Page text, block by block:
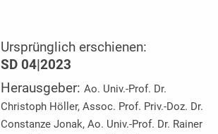
Ursprünglich erschienen:
SD 04|2023
Herausgeber:Ao. Univ.-Prof. Dr.
Christoph Höller, Assoc. Prof. Priv.-Doz. Dr.
Constanze Jonak, Ao. Univ.-Prof. Dr. Rainer